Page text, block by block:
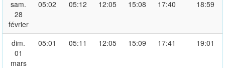
sam.
28
février
05:02 05:12 12:05 15:08 17:40 18:59
dim.
01
mars
05:01 05:11 12:05 15:09 17:41 19:01